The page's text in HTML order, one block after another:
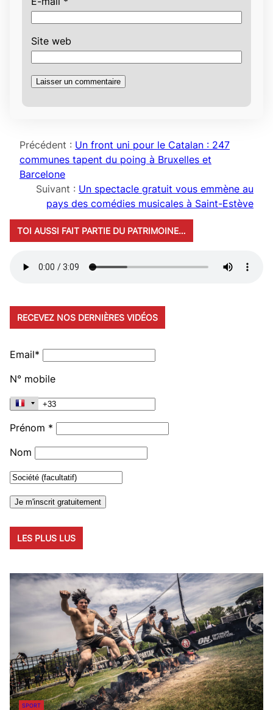
Site web
Précédent : Un front uni pour le Catalan : 247
communes tapent du poing à Bruxelles et
Barcelone
Suivant : Un spectacle gratuit vous emmène au
pays des comédies musicales à Saint-Estève
TOI AUSSI FAIT PARTIE DU PATRIMOINE…
RECEVEZ NOS DERNIÈRES VIDÉOS
Email*
N° mobile
Prénom *
Nom
LES PLUS LUS
SPORT